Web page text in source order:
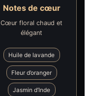
Notes de cœur
Cœur floral chaud et
élégant
Huile de lavande
Fleur d’oranger
Jasmin d’Inde